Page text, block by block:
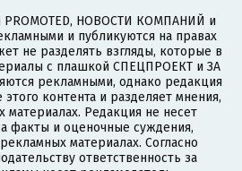
НОВОСТИ КОМПАНИЙ и
и публикуются на правах
не разделять взгляды, которые в
с плашкой СПЕЦПРОЕКТ и ЗА
рекламными, однако редакция
этого контента и разделяет мнения,
материалах. Редакция не несет
факты и оценочные суждения,
материалах. Согласно
ответственность за